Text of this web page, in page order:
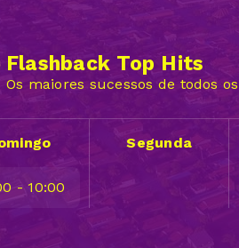
Flashback Top Hits
Os maiores sucessos de todos
- 10:00
Segunda